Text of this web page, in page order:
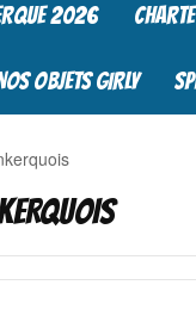
2026
OBJETS GIRLY